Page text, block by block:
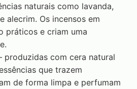
naturais como lavanda,
alecrim. Os incensos em
práticos e criam uma
produzidas com cera natural
que trazem
de forma limpa e perfumam